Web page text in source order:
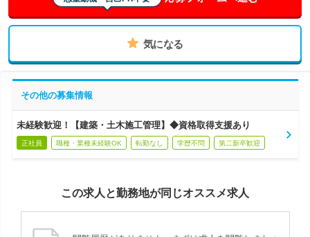
気になる
その他の募集情報
未経験歓迎！【建築・土木施工管理】◆資格取得支援あり
正社員 職種・業種未経験OK 転勤なし 学歴不問 第二新卒歓迎
この求人と勤務地が同じオススメ求人